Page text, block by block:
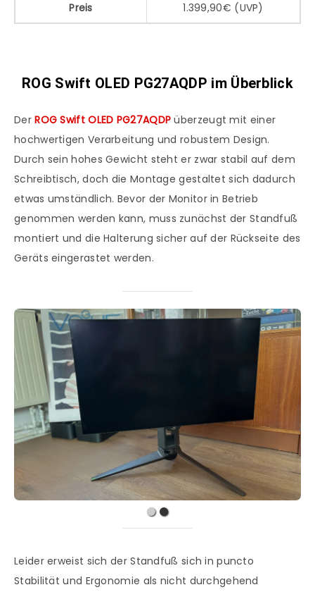
Preis 1.399,90€ (UVP)
ROG Swift OLED PG27AQDP im Überblick
DerROG Swift OLED PG27AQDP überzeugt mit einer
hochwertigen Verarbeitung und robustem Design.
Durch sein hohes Gewicht steht er zwar stabil auf dem
Schreibtisch, doch die Montage gestaltet sich dadurch
etwas umständlich. Bevor der Monitor in Betrieb
genommen werden kann, muss zunächst der Standfuß
montiert und die Halterung sicher auf der Rückseite des
Geräts eingerastet werden.
Leider erweist sich der Standfuß sich in puncto
Stabilität und Ergonomie als nicht durchgehend